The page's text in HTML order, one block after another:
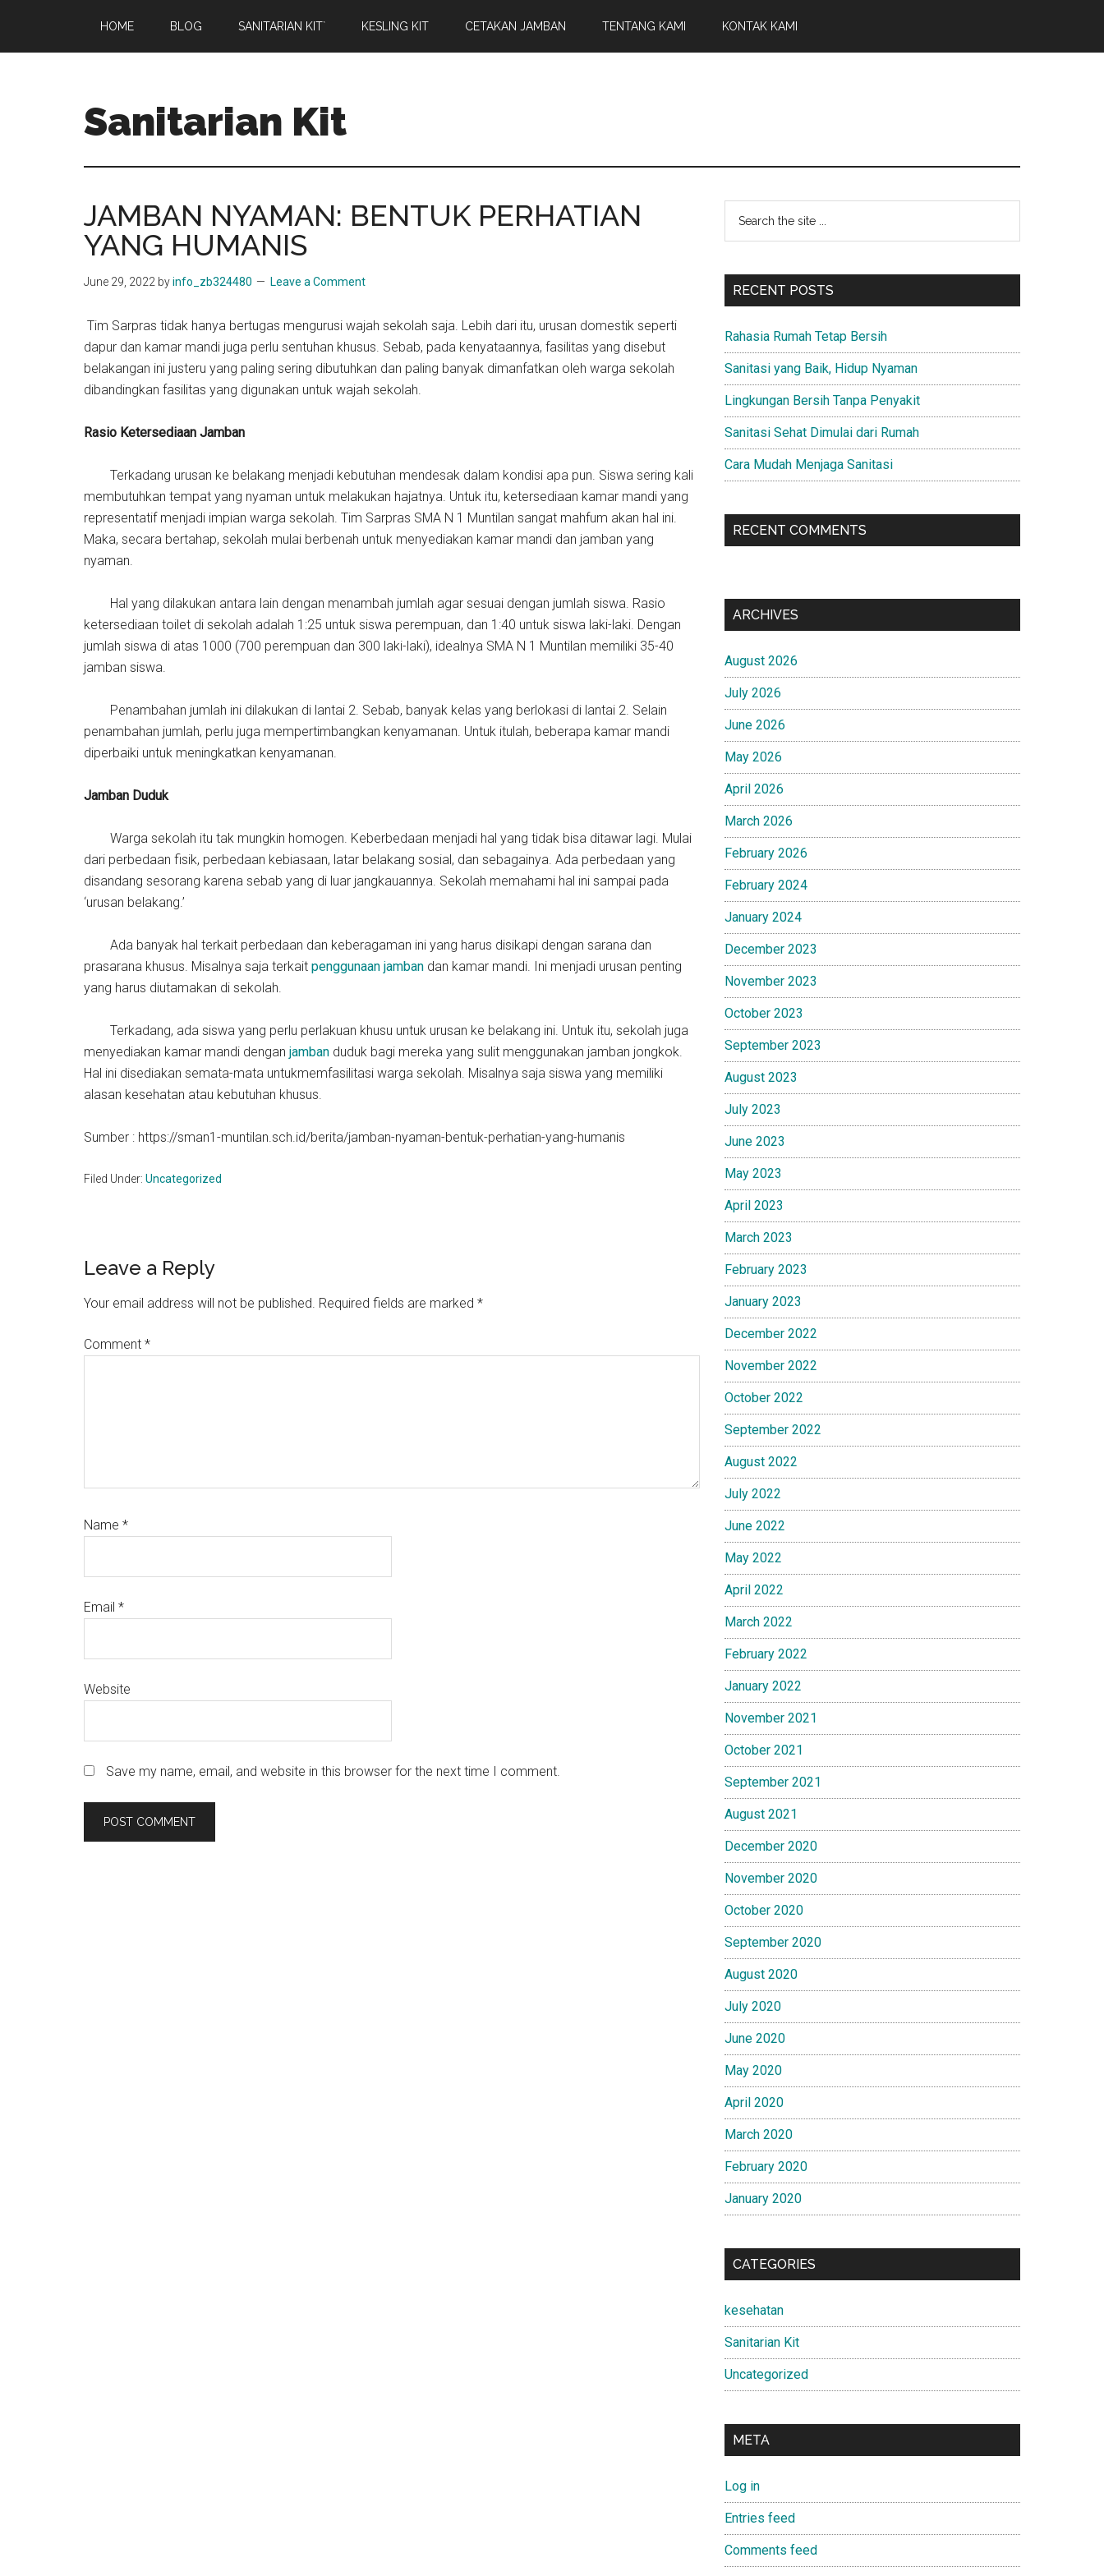
main
primary
HOME BLOG SANITARIAN KIT` KESLING KIT CETAKAN JAMBAN TENTANG KAMI KONTAK KAMI
Sanitarian Kit
Sanitarian
JAMBAN NYAMAN: BENTUK PERHATIAN
YANG HUMANIS
June 29, 2022 byinfo_zb324480 Leave a Comment
Tim Sarpras tidak hanya bertugas mengurusi wajah sekolah saja. Lebih dari itu, urusan domestik seperti
dapur dan kamar mandi juga perlu sentuhan khusus. Sebab, pada kenyataannya, fasilitas yang disebut
belakangan ini justeru yang paling sering dibutuhkan dan paling banyak dimanfatkan oleh warga sekolah
dibandingkan fasilitas yang digunakan untuk wajah sekolah.
Rasio Ketersediaan Jamban
Terkadang urusan ke belakang menjadi kebutuhan mendesak dalam kondisi apa pun. Siswa sering kali
membutuhkan tempat yang nyaman untuk melakukan hajatnya. Untuk itu, ketersediaan kamar mandi yang
representatif menjadi impian warga sekolah. Tim Sarpras SMA N 1 Muntilan sangat mahfum akan hal ini.
Maka, secara bertahap, sekolah mulai berbenah untuk menyediakan kamar mandi dan jamban yang
nyaman.
Hal yang dilakukan antara lain dengan menambah jumlah agar sesuai dengan jumlah siswa. Rasio
ketersediaan toilet di sekolah adalah 1:25 untuk siswa perempuan, dan 1:40 untuk siswa laki-laki. Dengan
jumlah siswa di atas 1000 (700 perempuan dan 300 laki-laki), idealnya SMA N 1 Muntilan memiliki 35-40
jamban siswa.
Penambahan jumlah ini dilakukan di lantai 2. Sebab, banyak kelas yang berlokasi di lantai 2. Selain
penambahan jumlah, perlu juga mempertimbangkan kenyamanan. Untuk itulah, beberapa kamar mandi
diperbaiki untuk meningkatkan kenyamanan.
Jamban Duduk
Warga sekolah itu tak mungkin homogen. Keberbedaan menjadi hal yang tidak bisa ditawar lagi. Mulai
dari perbedaan fisik, perbedaan kebiasaan, latar belakang sosial, dan sebagainya. Ada perbedaan yang
disandang sesorang karena sebab yang di luar jangkauannya. Sekolah memahami hal ini sampai pada
‘urusan belakang.’
Ada banyak hal terkait perbedaan dan keberagaman ini yang harus disikapi dengan sarana dan
prasarana khusus. Misalnya saja terkait penggunaan jamban dan kamar mandi. Ini menjadi urusan penting
yang harus diutamakan di sekolah.
Terkadang, ada siswa yang perlu perlakuan khusu untuk urusan ke belakang ini. Untuk itu, sekolah juga
menyediakan kamar mandi dengan jamban duduk bagi mereka yang sulit menggunakan jamban jongkok.
Hal ini disediakan semata-mata untukmemfasilitasi warga sekolah. Misalnya saja siswa yang memiliki
alasan kesehatan atau kebutuhan khusus.
Sumber : https://sman1-muntilan.sch.id/berita/jamban-nyaman-bentuk-perhatian-yang-humanis
Filed Under: Uncategorized
Reader
Interactions
Leave a Reply
Your email address will not be published. Required fields are marked *
Comment *
Name *
Email *
Website
Save my name, email, and website in this browser for the next time I comment.
Primary
Sidebar
...
RECENT POSTS
Rahasia Rumah Tetap Bersih
Sanitasi yang Baik, Hidup Nyaman
Lingkungan Bersih Tanpa Penyakit
Sanitasi Sehat Dimulai dari Rumah
Cara Mudah Menjaga Sanitasi
RECENT COMMENTS
ARCHIVES
August 2026
July 2026
June 2026
May 2026
April 2026
March 2026
February 2026
February 2024
January 2024
December 2023
November 2023
October 2023
September 2023
August 2023
July 2023
June 2023
May 2023
April 2023
March 2023
February 2023
January 2023
December 2022
November 2022
October 2022
September 2022
August 2022
July 2022
June 2022
May 2022
April 2022
March 2022
February 2022
January 2022
November 2021
October 2021
September 2021
August 2021
December 2020
November 2020
October 2020
September 2020
August 2020
July 2020
June 2020
May 2020
April 2020
March 2020
February 2020
January 2020
CATEGORIES
kesehatan
Sanitarian Kit
Uncategorized
META
Log in
Entries feed
Comments feed